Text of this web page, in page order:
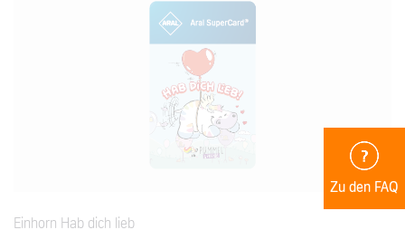
Einhorn Hab dich lieb
Zu den FAQ